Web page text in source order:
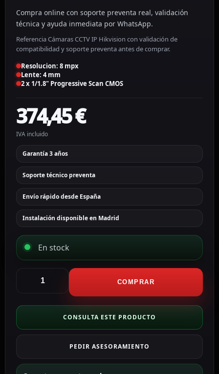
Compra online con soporte preventa real, validación
técnica y ayuda inmediata por WhatsApp.
Referencia Cámaras CCTV IP Hikvision con validación de
compatibilidad y soporte preventa antes de comprar.
Resolucion: 8 mpx
Lente: 4 mm
2 x 1/1.8" Progressive Scan CMOS
374,45€
IVA incluido
Garantía 3 años
Soporte técnico preventa
Envío rápido desde España
Instalación disponible en Madrid
En stock
Cámara
IP
gama
PRO
MP,
4
COMPRAR
CONSULTA ESTE PRODUCTO
PEDIR ASESORAMIENTO